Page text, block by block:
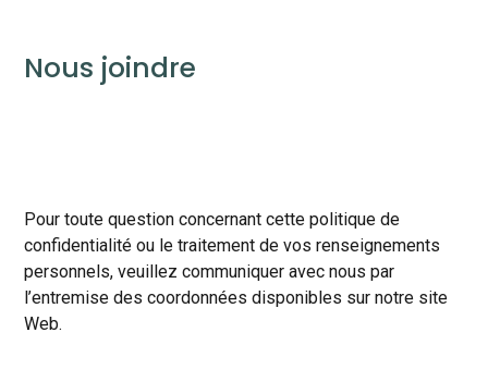
Nous joindre
Pour toute question concernant cette politique de
confidentialité ou le traitement de vos renseignements
personnels, veuillez communiquer avec nous par
l’entremise des coordonnées disponibles sur notre site
Web.